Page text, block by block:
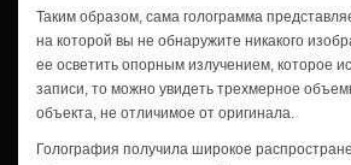
Таким образом, сама голограмма
на которой вы не обнаружите никакого
ее осветить опорным излучением, которое
записи, то можно увидеть трехмерное
объекта, не отличимое от оригинала.
Голография получила широкое